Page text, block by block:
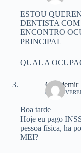
ESTOU
DENTISTA
ENCONTRO
PRINCIPAL
QUAL A
Claudemir
8 DE
Boa tarde
Hoje eu pago
pessoa física, ha
MEI?